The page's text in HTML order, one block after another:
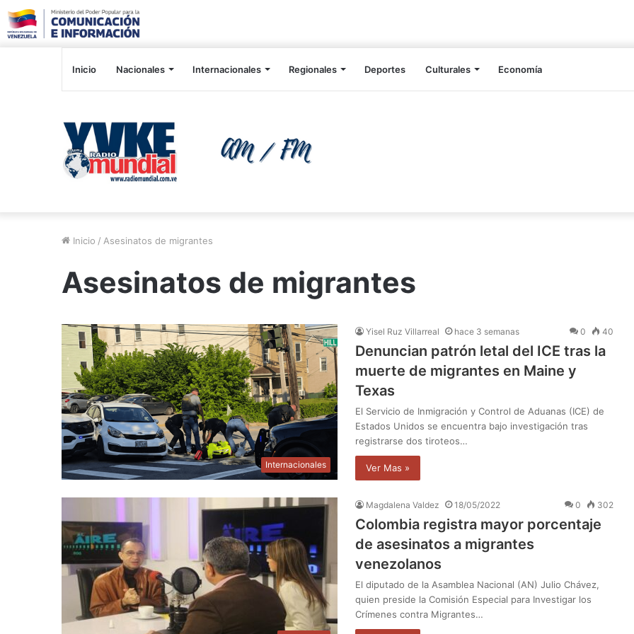
Inicio Nacionales Internacionales Regionales Deportes Culturales Economía
Inicio / Asesinatos de migrantes
Asesinatos de migrantes
Internacionales
Yisel Ruz Villarreal hace 3 semanas 0 40
Denuncian patrón letal del ICE tras la
muerte de migrantes en Maine y
Texas
El Servicio de Inmigración y Control de Aduanas (ICE) de
Estados Unidos se encuentra bajo investigación tras
registrarse dos tiroteos…
Ver Mas »
Magdalena Valdez 18/05/2022 0 302
Colombia registra mayor porcentaje
de asesinatos a migrantes
venezolanos
El diputado de la Asamblea Nacional (AN) Julio Chávez,
quien preside la Comisión Especial para Investigar los
Crímenes contra Migrantes…